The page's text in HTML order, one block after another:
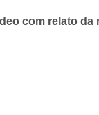
com relato da